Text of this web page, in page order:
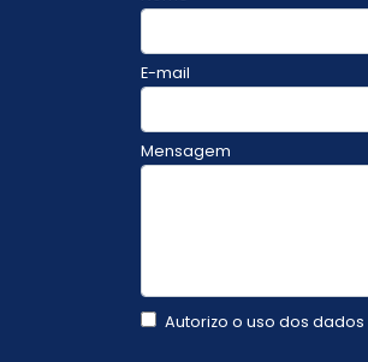
E-mail
Mensagem
Autorizo o uso dos